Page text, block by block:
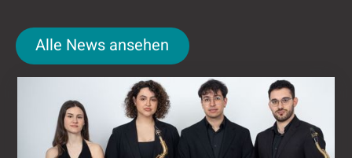
Alle News ansehen
Alle News ansehen
Kulturring Attendorn mit vielseitigem